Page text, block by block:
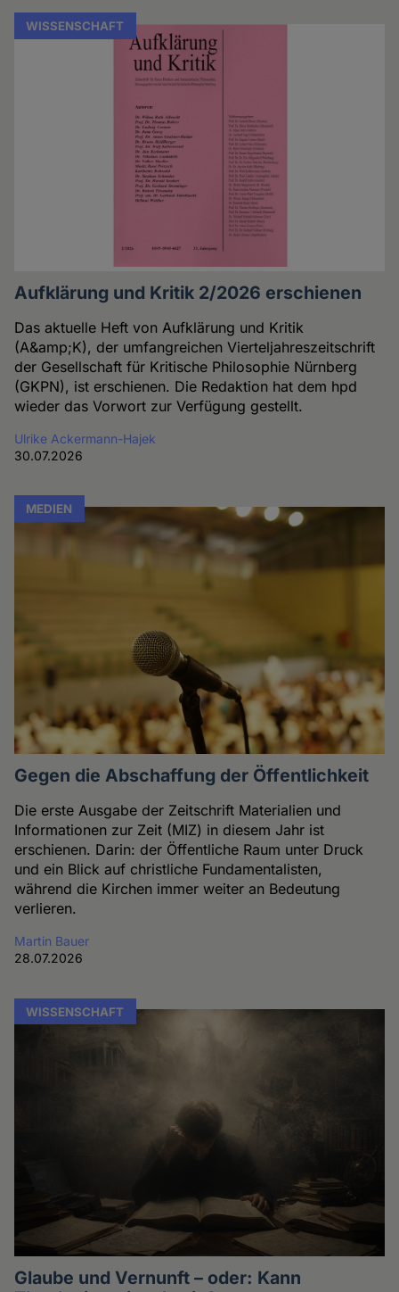
WISSENSCHAFT
Aufklärung und Kritik 2/2026 erschienen
Das aktuelle Heft von Aufklärung und Kritik
(A&amp;K), der umfangreichen Vierteljahreszeitschrift
der Gesellschaft für Kritische Philosophie Nürnberg
(GKPN), ist erschienen. Die Redaktion hat dem hpd
wieder das Vorwort zur Verfügung gestellt.
Ulrike Ackermann-Hajek
30.07.2026
MEDIEN
Gegen die Abschaffung der Öffentlichkeit
Die erste Ausgabe der Zeitschrift Materialien und
Informationen zur Zeit (MIZ) in diesem Jahr ist
erschienen. Darin: der Öffentliche Raum unter Druck
und ein Blick auf christliche Fundamentalisten,
während die Kirchen immer weiter an Bedeutung
verlieren.
Martin Bauer
28.07.2026
WISSENSCHAFT
Glaube und Vernunft – oder: Kann